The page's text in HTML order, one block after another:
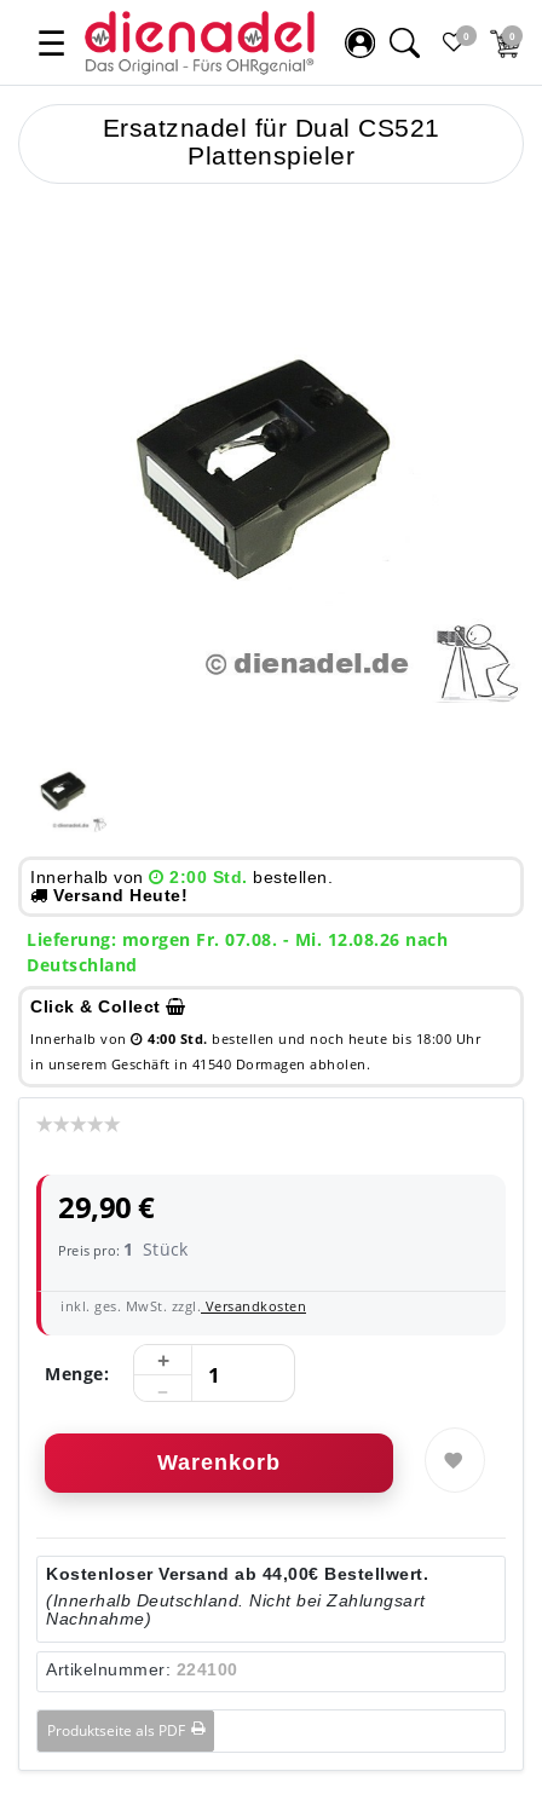
☰ 0 0
Ersatznadel für Dual CS521
Plattenspieler
Innerhalb von 2:00 Std. bestellen.
Versand Heute!
Lieferung: morgen Fr. 07.08. - Mi. 12.08.26 nach
Deutschland
Click & Collect
Innerhalb von 4:00 Std. bestellen und noch heute bis 18:00 Uhr
in unserem Geschäft in 41540 Dormagen abholen.
29,90 €
Preis pro: 1 Stück
inkl. ges. MwSt. zzgl. Versandkosten
Menge:
Warenkorb
Kostenloser Versand ab 44,00€ Bestellwert.
(Innerhalb Deutschland. Nicht bei Zahlungsart
Nachnahme)
Artikelnummer: 224100
Produktseite als PDF